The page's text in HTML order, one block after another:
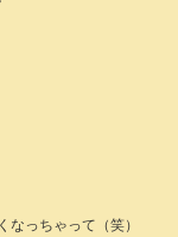
っちゃって（笑）